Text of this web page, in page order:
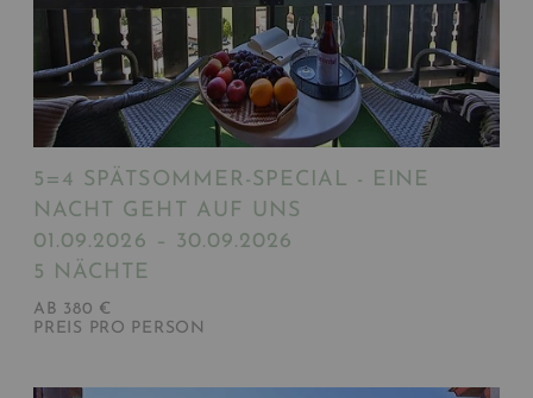
5=4 SPÄTSOMMER-SPECIAL - EINE
NACHT GEHT AUF UNS
01.09.2026 – 30.09.2026
5 NÄCHTE
AB 380 €
PREIS PRO PERSON